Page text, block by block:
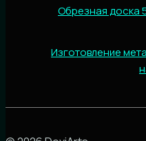
Обрезная доска
Изготовление